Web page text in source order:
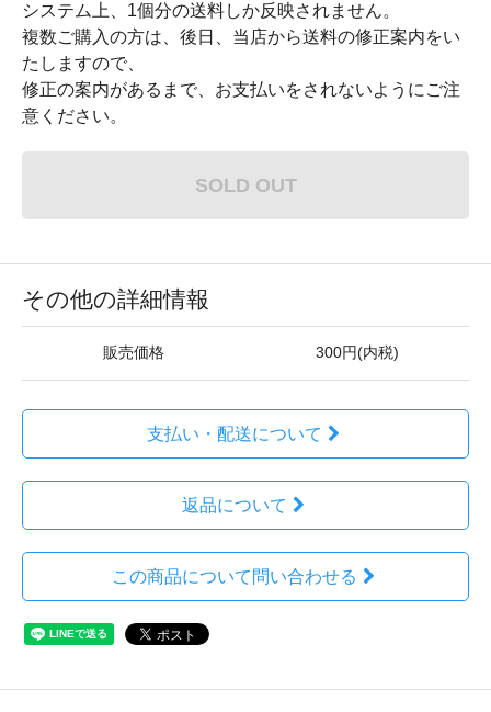
システム上、1個分の送料しか反映されません。
複数ご購入の方は、後日、当店から送料の修正案内をい
たしますので、
修正の案内があるまで、お支払いをされないようにご注
意ください。
SOLD OUT
その他の詳細情報
販売価格 300円(内税)
支払い・配送について
返品について
この商品について問い合わせる